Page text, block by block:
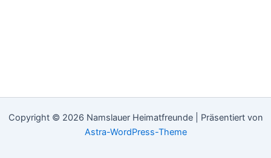
Copyright © 2026 Namslauer Heimatfreunde | Präsentiert von
Astra-WordPress-Theme